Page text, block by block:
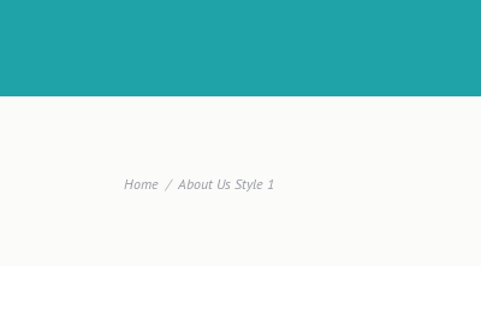
Home About Us Style 1